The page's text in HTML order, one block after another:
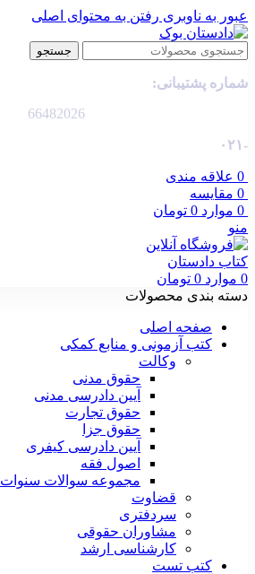
عبور به ناوبری رفتن به محتوای اصلی
جستجو
شماره پشتیبانی:
66482026
-۰۲۱
0 علاقه مندی
0 مقایسه
0 موارد 0 تومان
منو
0 موارد 0 تومان
دسته بندی محصولات
صفحه اصلی
کتب آزمونی و منابع کمکی
وکالت
حقوق مدنی
آیین دادرسی مدنی
حقوق تجارت
حقوق جزا
آیین دادرسی کیفری
اصول فقه
مجموعه سوالات سنوات
قضاوت
سردفتری
مشاوران حقوقی
کارشناسی ارشد
کتب تست